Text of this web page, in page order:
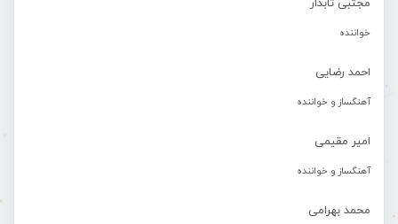
مجتبی تابدار
خواننده
احمد رضایی
آهنگساز و خواننده
امیر مقیمی
آهنگساز و خواننده
محمد بهرامی